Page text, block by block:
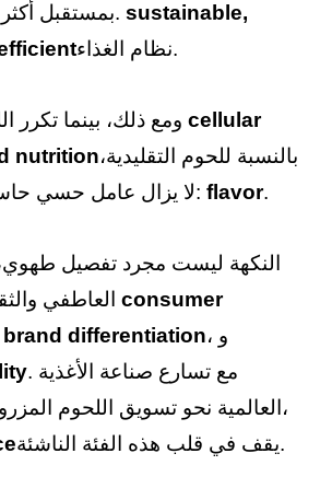
بمستقبل أكثر إشراقًا وتطورًا. sustainable,
نظام الغذاء.
cellular
nutritionبالنسبة للحوم التقليدية،
لا يزال عامل حسي حاسم يحدد نجاحها: flavor.
النكهة ليست مجرد تفصيل
consumer
brand differentiation
، و
. مع تسارع صناعة الأغذية
العالمية نحو تسويق اللحوم المزروعة في المختبر،
يقف في قلب هذه الفئة الناشئة.